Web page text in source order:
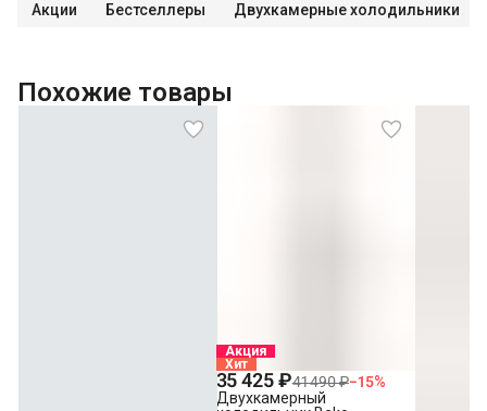
Акции Бестселлеры Двухкамерные холодильники
Похожие товары
Акция
Хит
35 425 ₽41 490 ₽−15%
Двухкамерный